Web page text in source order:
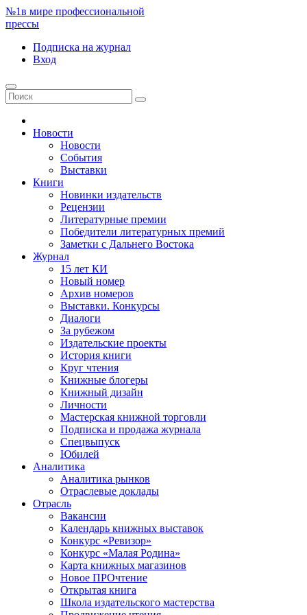
№1в мире профессиональной
прессы
Подписка на журнал
Вход
Новости
Новости
События
Выставки
Книги
Новинки издательств
Рецензии
Литературные премии
Победители литературных премий
Заметки с Дальнего Востока
Журнал
15 лет КИ
Новый номер
Архив номеров
Выставки. Конкурсы
Диалоги
За рубежом
Издательские проекты
История книги
Круг чтения
Книжные блогеры
Книжный дизайн
Личности
Мастерская книжной торговли
Подписка и продажа журнала
Спецвыпуск
Юбилей
Аналитика
Аналитика рынков
Отраслевые доклады
Отрасль
Вакансии
Календарь книжных выставок
Конкурс «Ревизор»
Конкурс «Малая Родина»
Карта книжных магазинов
Новое ПРОчтение
Открытая книга
Школа издательского мастерства